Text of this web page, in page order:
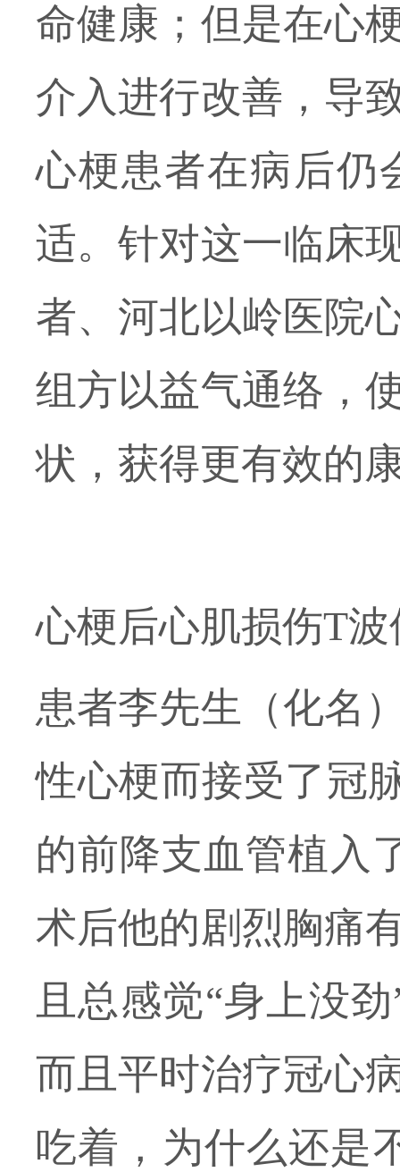
命健康；但是在心
介入进行改善，导
心梗患者在病后仍
适。针对这一临床
者、河北以岭医院
组方以益气通络，
状，获得更有效的
心梗后心肌损伤T波
患者李先生（化名
性心梗而接受了冠
的前降支血管植入
术后他的剧烈胸痛
且总感觉“身上没
而且平时治疗冠心
吃着，为什么还是